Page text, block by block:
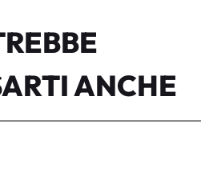
ANCHE